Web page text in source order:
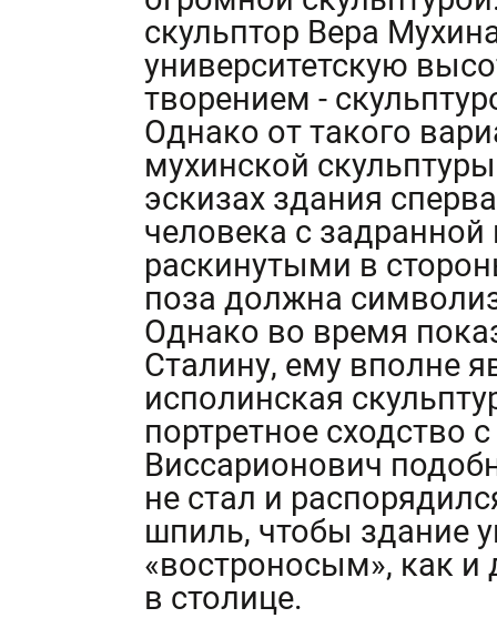
скульптор Вера
университетскую
творением -
Однако от такого
мухинской
эскизах здания
человека с
раскинутыми в
поза должна
Однако во время
Сталину, ему вполне
исполинская
портретное
Виссарионович
не стал и
шпиль, чтобы здание
«востроносым», как и
в столице.